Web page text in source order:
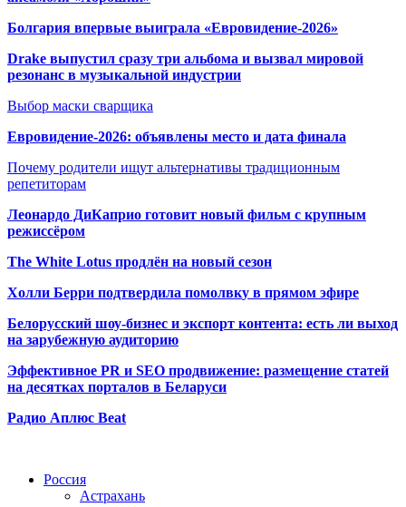
Болгария впервые выиграла «Евровидение-2026»
Drake выпустил сразу три альбома и вызвал мировой
резонанс в музыкальной индустрии
Выбор маски сварщика
Евровидение-2026: объявлены место и дата финала
Почему родители ищут альтернативы традиционным
репетиторам
Леонардо ДиКаприо готовит новый фильм с крупным
режиссёром
The White Lotus продлён на новый сезон
Холли Берри подтвердила помолвку в прямом эфире
Белорусский шоу-бизнес и экспорт контента: есть ли выход
на зарубежную аудиторию
Эффективное PR и SEO продвижение: размещение статей
на десятках порталов в Беларуси
Радио Аплюс Beat
Россия
Астрахань